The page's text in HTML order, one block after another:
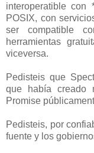
interoperatible con
POSIX, con
ser compatible
herramientas
viceversa.
Pedisteis que
que había creado
Promise
Pedisteis, por
fuente y los